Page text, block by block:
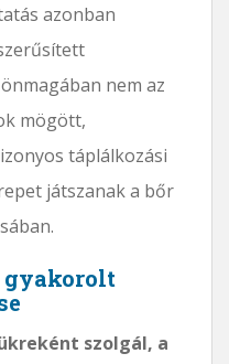
azonban
nem az
mögött,
táplálkozási
játszanak a bőr
szolgál, a